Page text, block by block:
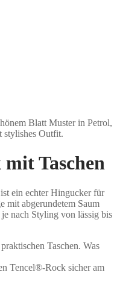
Blatt Muster in Petrol,
stylishes Outfit.
Taschen
ein echter Hingucker für
mit abgerundetem Saum
nach Styling von lässig bis
Taschen. Was
Tencel®-Rock sicher am